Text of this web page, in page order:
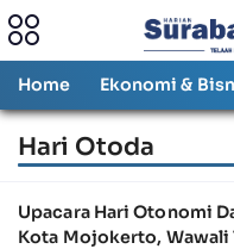
Home Ekonomi &
Hari Otoda
Upacara Hari Otonomi
Kota Mojokerto, Wawali